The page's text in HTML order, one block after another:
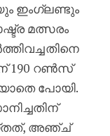
ഇംഗ്ലണ്ടും
മത്സരം
190 റൺസ്
പോയി.
അഞ്ച്